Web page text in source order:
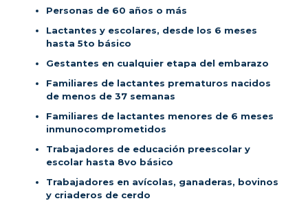
Personas de 60 años o más
Lactantes y escolares, desde los 6 meses
hasta 5to básico
Gestantes en cualquier etapa del embarazo
Familiares de lactantes prematuros nacidos
de menos de 37 semanas
Familiares de lactantes menores de 6 meses
inmunocomprometidos
Trabajadores de educación preescolar y
escolar hasta 8vo básico
Trabajadores en avícolas, ganaderas, bovinos
y criaderos de cerdo